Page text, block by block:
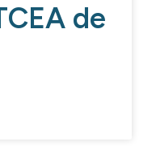
de